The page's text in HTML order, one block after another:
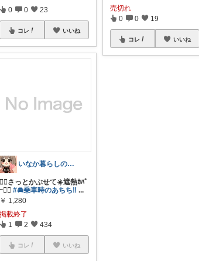
0 0 23
コレ いいね
いなか暮らしの村人しぃ🌱2児ママ
❁⃘さっとかぶせて☀️遮熱ｶﾊﾞ
ｰ❁⃘#🚘乗車時のあちち‼️ ...
￥ 1,280
掲載終了
1 2 434
コレ いいね
売切れ
0 0 19
コレ いいね